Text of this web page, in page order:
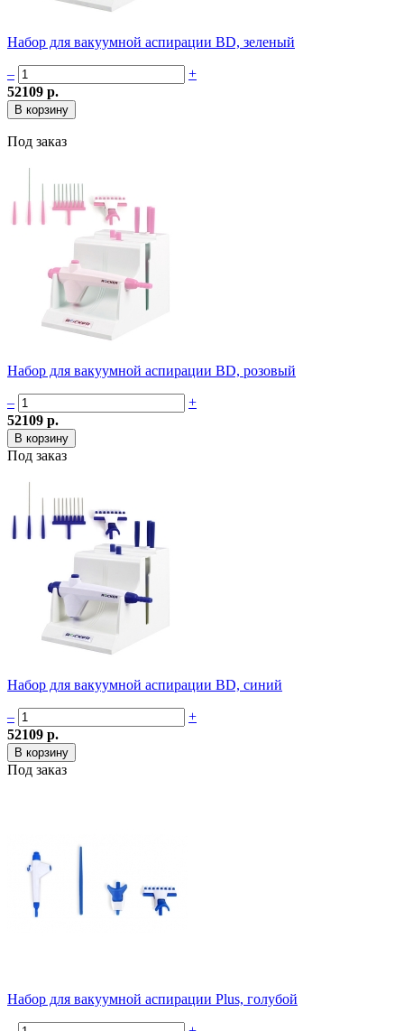
Набор для вакуумной аспирации BD, зеленый
–
+
52109 р.
Под заказ
Набор для вакуумной аспирации BD, розовый
–
+
52109 р.
Под заказ
Набор для вакуумной аспирации BD, синий
–
+
52109 р.
Под заказ
Набор для вакуумной аспирации Plus, голубой